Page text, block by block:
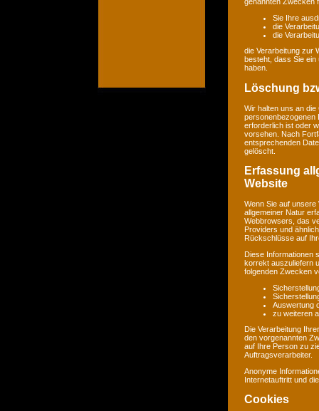
Sie Ihre
die
die
die Verarbeitung zur
besteht, dass Sie
haben.
Löschung
Wir halten uns an
personenbezogenen
erforderlich ist oder
vorsehen. Nach
entsprechenden
gelöscht.
Erfassung
Website
Wenn Sie auf
allgemeiner Natur
Webbrowsers, das
Providers und
Rückschlüsse auf
Diese Informationen
korrekt auszuliefern
folgenden Zwecken
Auswertung
zu weiteren
Die Verarbeitung
den vorgenannten
auf Ihre Person zu
Auftragsverarbeiter.
Anonyme
Internetauftritt und
Cookies